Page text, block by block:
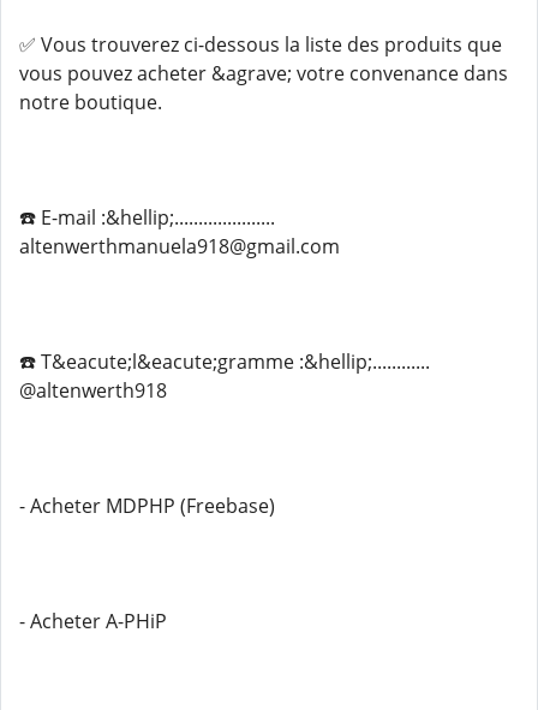
✅ Vous trouverez ci-dessous la liste des produits que
vous pouvez acheter &agrave; votre convenance dans
notre boutique.
☎️ E-mail :&hellip;.....................
altenwerthmanuela918@gmail.com
☎️ T&eacute;l&eacute;gramme :&hellip;............
@altenwerth918
- Acheter MDPHP (Freebase)
- Acheter A-PHiP